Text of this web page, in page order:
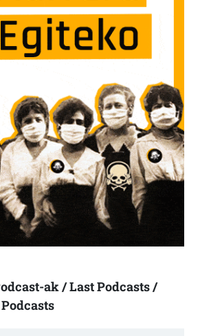
ak / Last Podcasts /